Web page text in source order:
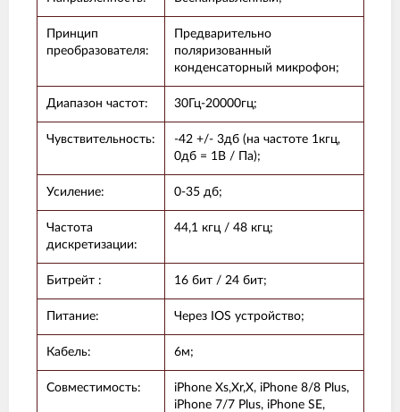
Принцип
преобразователя:
Предварительно
поляризованный
конденсаторный микрофон;
Диапазон частот: 30Гц-20000гц;
Чувствительность:
-42 +/- 3дб (на частоте 1кгц,
0дб = 1В / Па);
Усиление: 0-35 дб;
Частота
дискретизации:
44,1 кгц / 48 кгц;
Битрейт : 16 бит / 24 бит;
Питание: Через IOS устройство;
Кабель: 6м;
Совместимость:
iPhone Xs,Xr,X, iPhone 8/8 Plus,
iPhone 7/7 Plus, iPhone SE,